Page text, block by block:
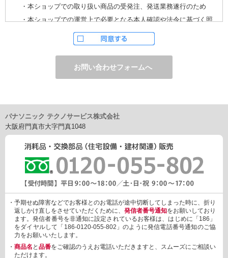
・本ショップでの取り扱い商品の受発注、発送業務遂行のため
・本ショップでの運営上で必要となる本人確認や法令に基づく照
ただし、お申し込みフォーム上でご希望の方のみに、下記サービ
・電子メール、ダイレクトメールなどによる情報のご提供
（1）ご提供情報の分野
・住宅関連設備・建材、家電製品、住まいづくり(新築・リフォー
車載関連商品など
（2）ご提供情報の概要
・商品、サービスに関するご提案
・商品サポート、メンテナンスに関するご提案
・キャンペーン、フェアー、イベントに関する情報ご提供
・アンケート、商品モニターに関する情報ご提供など
3. 個人情報の提供
あらかじめご本人様からご了解いただいている場合や法令で認め
られている場合を除き、個人情報を第三者に提供または開示いた
しません。
しかしながら、お客様がクレジットカード決済をご利用される場
合に限り、カード発行会社が行なう不正利用検知・防止「3Dセキ
ュア2.0」のために、お客様が利用するカード発行会社及び、決済
代行会社：GMOペイメントゲートウェイ（第三者）に、下記の情
報を開示し、本人認証を行います。
・金額など、決済に関する情報
パナソニック テクノサービス株式会社
大阪府門真市大字門真1048
・予期せぬ障害などでお客様とのお電話が途中切断してしまった時に、折り
返しかけ直しをさせていただくために、 発信者番号通知をお願いしており
ます。発信者番号を非通知に設定されているお客様は、はじめに「186」
をダイヤルして「186-0120-055-802」のように発信電話番号通知のご協
力をお願いいたします。
・ 商品名 と 品番をご確認のうえお電話いただきますと、スムーズにご相談い
ただけます。